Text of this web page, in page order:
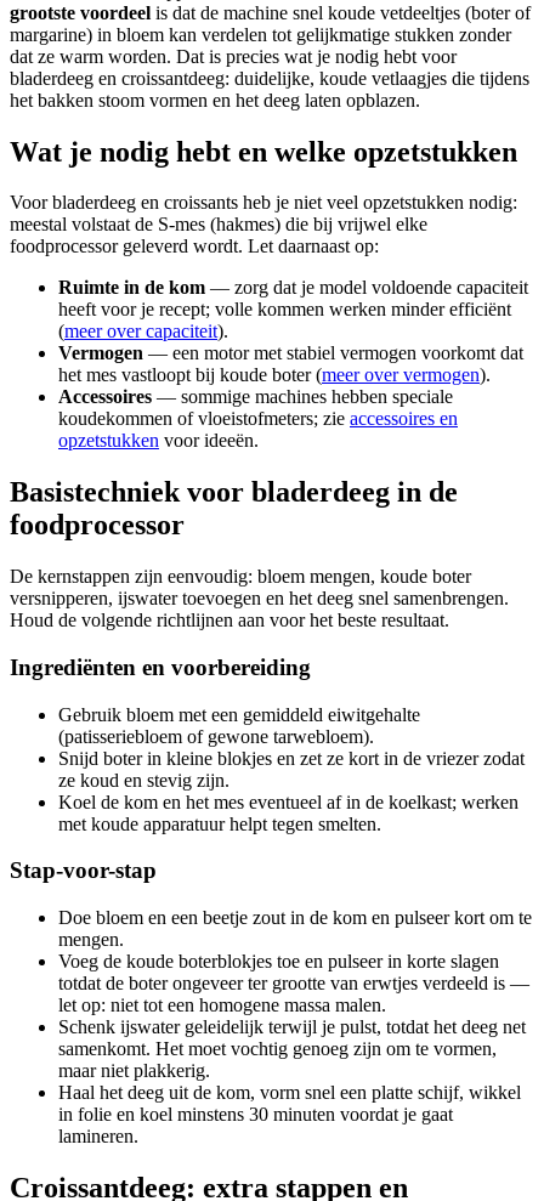
grootste voordeel is dat de machine snel koude vetdeeltjes (boter of
margarine) in bloem kan verdelen tot gelijkmatige stukken zonder
dat ze warm worden. Dat is precies wat je nodig hebt voor
bladerdeeg en croissantdeeg: duidelijke, koude vetlaagjes die tijdens
het bakken stoom vormen en het deeg laten opblazen.
Wat je nodig hebt en welke opzetstukken
Voor bladerdeeg en croissants heb je niet veel opzetstukken nodig:
meestal volstaat de S-mes (hakmes) die bij vrijwel elke
foodprocessor geleverd wordt. Let daarnaast op:
Ruimte in de kom — zorg dat je model voldoende capaciteit
heeft voor je recept; volle kommen werken minder efficiënt
(meer over capaciteit).
Vermogen — een motor met stabiel vermogen voorkomt dat
het mes vastloopt bij koude boter (meer over vermogen).
Accessoires — sommige machines hebben speciale
koudekommen of vloeistofmeters; zie accessoires en
opzetstukken voor ideeën.
Basistechniek voor bladerdeeg in de
foodprocessor
De kernstappen zijn eenvoudig: bloem mengen, koude boter
versnipperen, ijswater toevoegen en het deeg snel samenbrengen.
Houd de volgende richtlijnen aan voor het beste resultaat.
Ingrediënten en voorbereiding
Gebruik bloem met een gemiddeld eiwitgehalte
(patisseriebloem of gewone tarwebloem).
Snijd boter in kleine blokjes en zet ze kort in de vriezer zodat
ze koud en stevig zijn.
Koel de kom en het mes eventueel af in de koelkast; werken
met koude apparatuur helpt tegen smelten.
Stap-voor-stap
Doe bloem en een beetje zout in de kom en pulseer kort om te
mengen.
Voeg de koude boterblokjes toe en pulseer in korte slagen
totdat de boter ongeveer ter grootte van erwtjes verdeeld is —
let op: niet tot een homogene massa malen.
Schenk ijswater geleidelijk terwijl je pulst, totdat het deeg net
samenkomt. Het moet vochtig genoeg zijn om te vormen,
maar niet plakkerig.
Haal het deeg uit de kom, vorm snel een platte schijf, wikkel
in folie en koel minstens 30 minuten voordat je gaat
lamineren.
Croissantdeeg: extra stappen en